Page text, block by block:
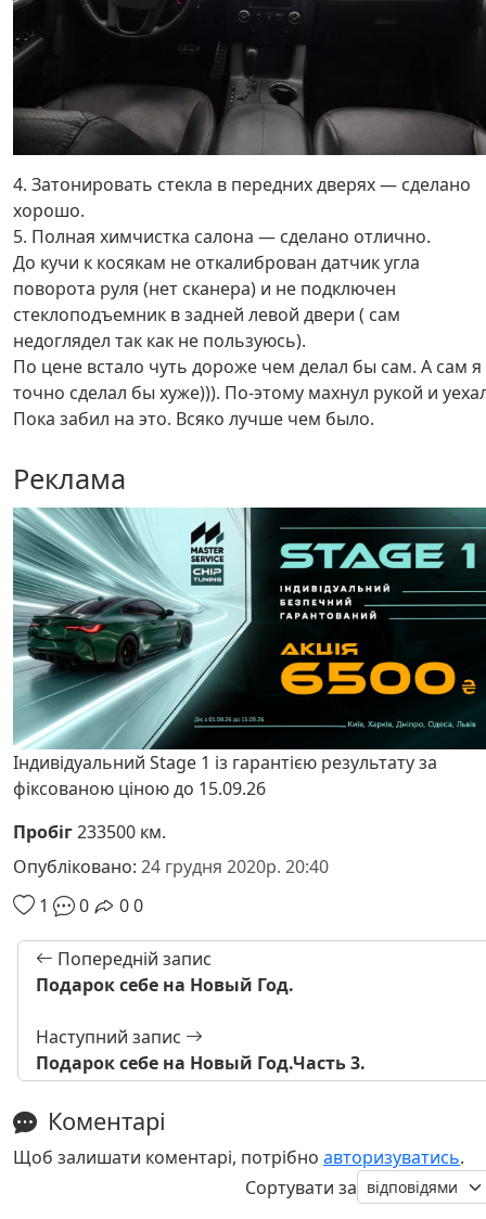
4. Затонировать стекла в передних дверях — сделано
хорошо.
5. Полная химчистка салона — сделано отлично.
До кучи к косякам не откалиброван датчик угла
поворота руля (нет сканера) и не подключен
стеклоподъемник в задней левой двери ( сам
недоглядел так как не пользуюсь).
По цене встало чуть дороже чем делал бы сам. А сам я
точно сделал бы хуже))). По-этому махнул рукой и
Пока забил на это. Всяко лучше чем было.
Реклама
Індивідуальний Stage 1 із гарантією результату за
фіксованою ціною до 15.09.26
Пробіг233500 км.
Опубліковано: 24 грудня 2020р. 20:40
1
0 00
Попередній запис
Подарок себе на Новый Год.
Наступний запис
Подарок себе на Новый Год.Часть 3.
Коментарі
Щоб залишати коментарі, потрібно авторизуватись.
Сортувати за